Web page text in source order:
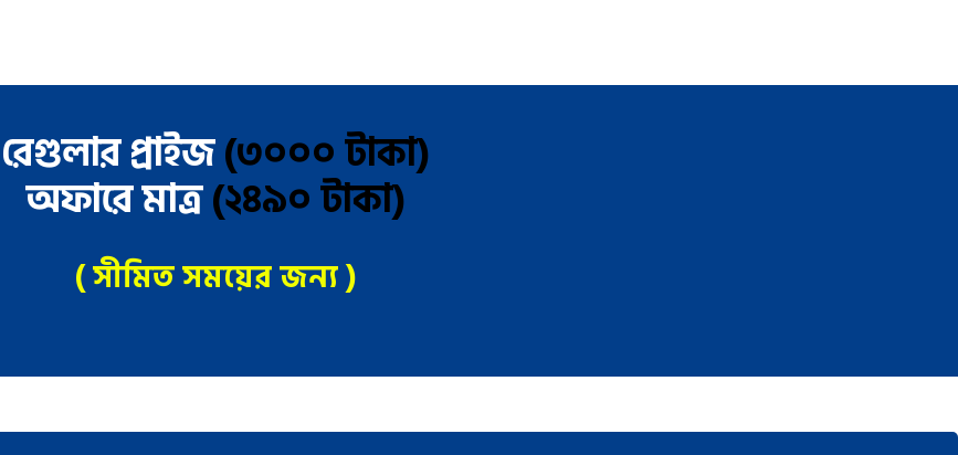
রেগুলার প্রাইজ(৩০০০ টাকা)
অফারে মাত্র(২৪৯০ টাকা)
( সীমিত সময়ের জন্য )